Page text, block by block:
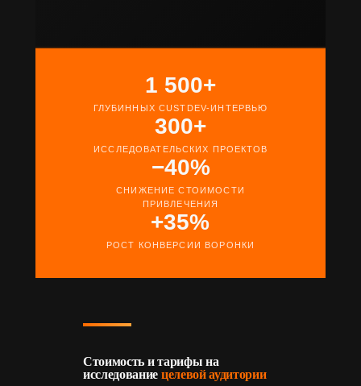
1 500+
ГЛУБИННЫХ CUSTDEV-ИНТЕРВЬЮ
300+
ИССЛЕДОВАТЕЛЬСКИХ ПРОЕКТОВ
−40%
СНИЖЕНИЕ СТОИМОСТИ
ПРИВЛЕЧЕНИЯ
+35%
РОСТ КОНВЕРСИИ ВОРОНКИ
Стоимость и тарифы на
исследование целевой аудитории